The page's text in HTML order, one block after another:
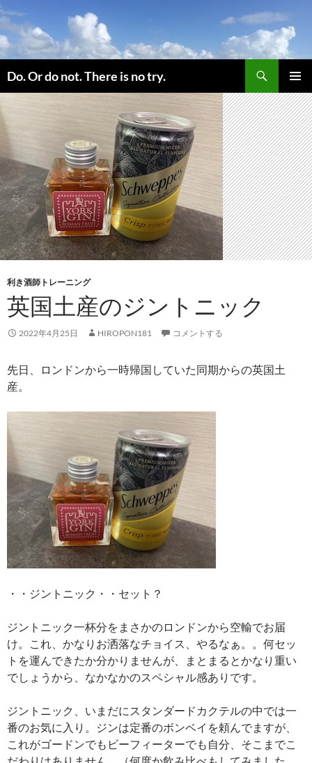
コ
ン
テ
ン
ツ
へ
ス
キ
プ
Do. Or do not. There is no try.
索
メインメ
ニュー
利き酒師トレーニング
英国土産のジントニック
2022年4月25日 HIROPON181 コメントする
先日、ロンドンから一時帰国していた同期からの英国土
産。
・・ジントニック・・セット？
ジントニック一杯分をまさかのロンドンから空輸でお届
け。これ、かなりお洒落なチョイス、やるなぁ。。何セッ
トを運んできたか分かりませんが、まとまるとかなり重い
でしょうから、なかなかのスペシャル感ありです。
ジントニック、いまだにスタンダードカクテルの中では一
番のお気に入り。ジンは定番のボンベイを頼んでますが、
これがゴードンでもビーフィーターでも自分、そこまでこ